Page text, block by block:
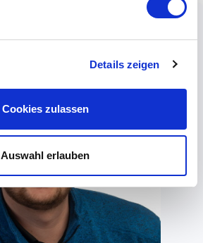
Details zeigen
Cookies zulassen
Auswahl erlauben